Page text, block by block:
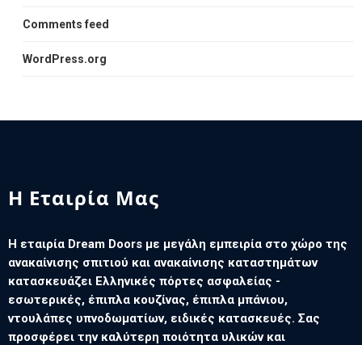
Comments feed
WordPress.org
Η Εταιρία Μας
Η εταιρία Dream Doors με μεγάλη εμπειρία στο χώρο της
ανακαίνισης σπιτιού και ανακαίνισης καταστημάτων
κατασκευάζει Ελληνικές πόρτες ασφαλείας -
εσωτερικές, έπιπλα κουζίνας, έπιπλα μπάνιου,
ντουλάπες υπνοδωματίων, ειδικές κατασκευές. Σας
προσφέρει την καλύτερη ποιότητα υλικών και